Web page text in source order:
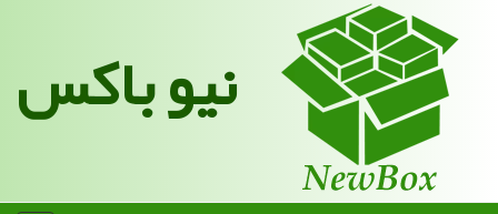
نیو باکس